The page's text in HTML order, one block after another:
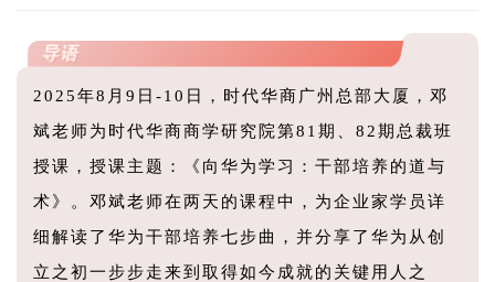
导语
2025年8月9日-10日，时代华商广州总部大厦，邓
斌老师为时代华商商学研究院第81期、82期总裁班
授课，授课主题：《向华为学习：干部培养的道与
术》。邓斌老师在两天的课程中，为企业家学员详
细解读了华为干部培养七步曲，并分享了华为从创
立之初一步步走来到取得如今成就的关键用人之